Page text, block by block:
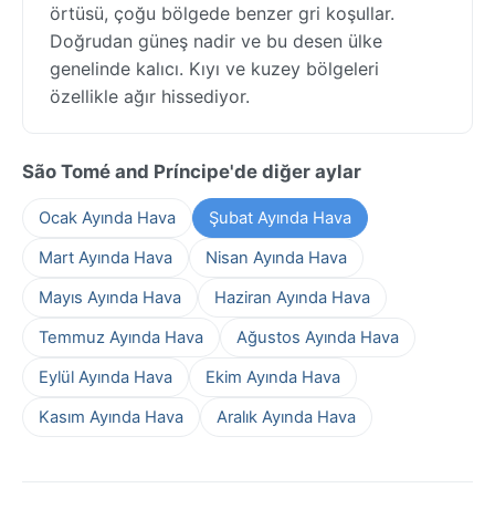
örtüsü, çoğu bölgede benzer gri koşullar.
Doğrudan güneş nadir ve bu desen ülke
genelinde kalıcı. Kıyı ve kuzey bölgeleri
özellikle ağır hissediyor.
São Tomé and Príncipe'de diğer aylar
Ocak Ayında Hava
Şubat Ayında Hava
Mart Ayında Hava
Nisan Ayında Hava
Mayıs Ayında Hava
Haziran Ayında Hava
Temmuz Ayında Hava
Ağustos Ayında Hava
Eylül Ayında Hava
Ekim Ayında Hava
Kasım Ayında Hava
Aralık Ayında Hava